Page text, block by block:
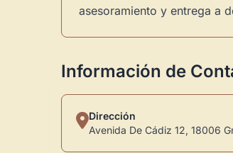
asesoramiento y entrega a
Información de
Dirección
Avenida De Cádiz 12, 18006